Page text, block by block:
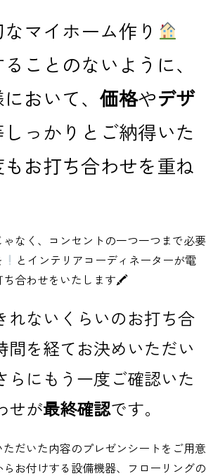
マイホーム作り
ことのないように、
おいて、 価格やデザ
しっかりとご納得いた
お打ち合わせを重ね
なく、コンセントの一つ一つまで必要
とインテリアコーディネーターが電
ち合わせをいたします🖍
れないくらいのお打ち合
間を経てお決めいただい
らにもう一度ご確認いた
せが最終確認です。
だいた内容のプレゼンシートをご用意
らお付けする設備機器、フローリングの